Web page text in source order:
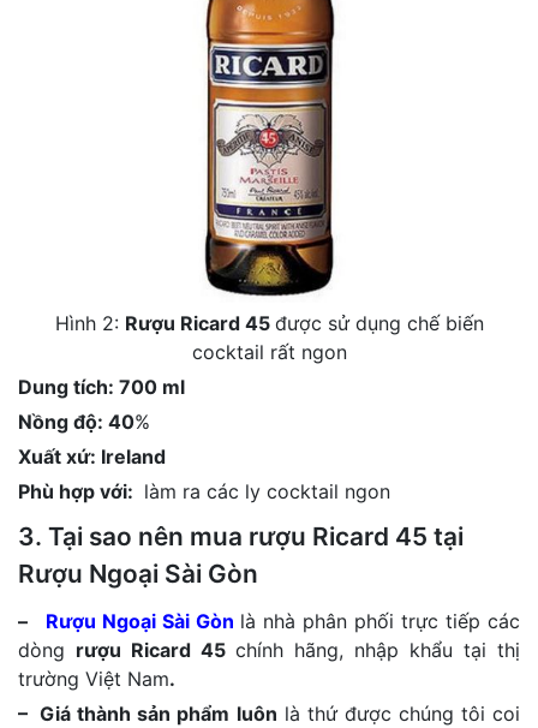
Hình 2: Rượu Ricard 45 được sử dụng chế biến
cocktail rất ngon
Dung tích: 700 ml
Nồng độ: 40%
Xuất xứ: Ireland
Phù hợp với: làm ra các ly cocktail ngon
3. Tại sao nên mua rượu Ricard 45 tại
Rượu Ngoại Sài Gòn
– Rượu Ngoại Sài Gòn là nhà phân phối trực tiếp các
dòng rượu Ricard 45 chính hãng, nhập khẩu tại thị
trường Việt Nam.
– Giá thành sản phẩm luôn là thứ được chúng tôi coi